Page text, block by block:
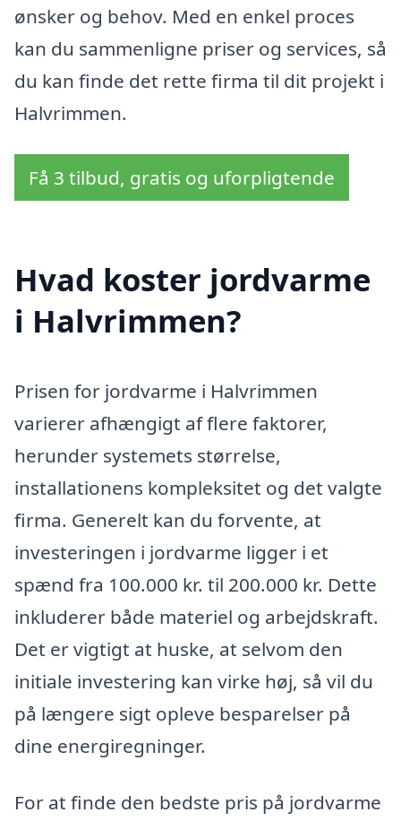
ønsker og behov. Med en enkel proces
kan du sammenligne priser og services, så
du kan finde det rette firma til dit projekt i
Halvrimmen.
Få 3 tilbud, gratis og uforpligtende
Hvad koster jordvarme
i Halvrimmen?
Prisen for jordvarme i Halvrimmen
varierer afhængigt af flere faktorer,
herunder systemets størrelse,
installationens kompleksitet og det valgte
firma. Generelt kan du forvente, at
investeringen i jordvarme ligger i et
spænd fra 100.000 kr. til 200.000 kr. Dette
inkluderer både materiel og arbejdskraft.
Det er vigtigt at huske, at selvom den
initiale investering kan virke høj, så vil du
på længere sigt opleve besparelser på
dine energiregninger.
For at finde den bedste pris på jordvarme